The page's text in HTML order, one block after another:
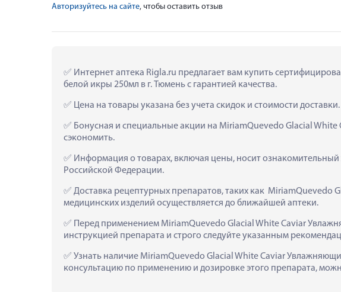
Авторизуйтесь на сайте, чтобы оставить отзыв
Интернет аптека Rigla.ru предлагает вам купить
белой икры 250мл в г. Тюмень с гарантией качества.
Цена на товары указана без учета скидок и стоимости доставки.
Бонусная и специальные акции на MiriamQuevedo Glacial
сэкономить.
Информация о товарах, включая цены, носит ознакомительный
Российской Федерации.
Доставка рецептурных препаратов, таких как
медицинских изделий осуществляется до ближайшей аптеки.
Перед применением MiriamQuevedo Glacial White Caviar
инструкцией препарата и строго следуйте указанным
Узнать наличие MiriamQuevedo Glacial White Caviar
консультацию по применению и дозировке этого препарата,